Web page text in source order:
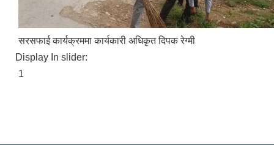
सरसफाई कार्यक्रममा कार्यकारी अधिकृत दिपक रेग्मी
Display In slider:
1